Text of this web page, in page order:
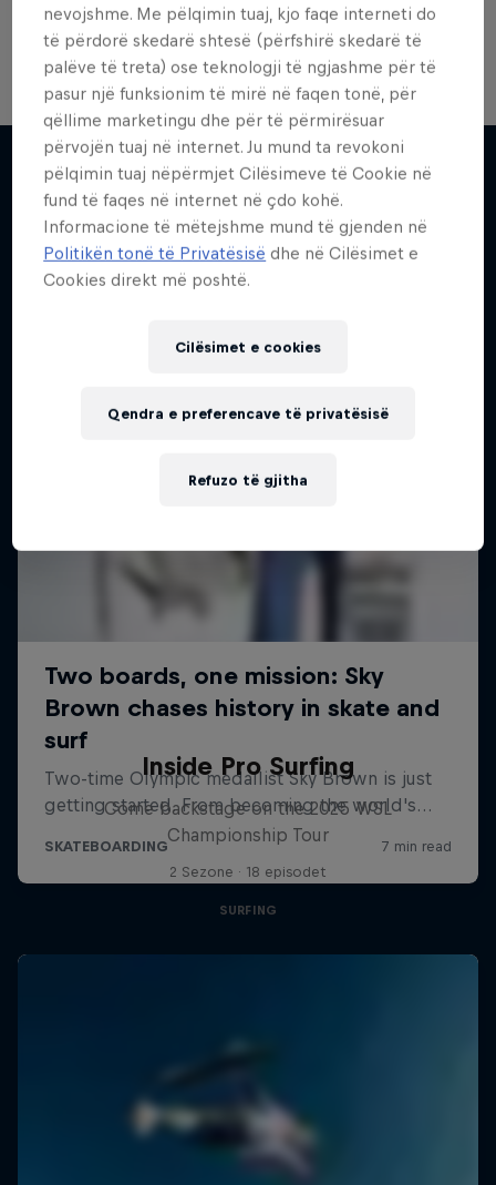
roaring collection of surf films, shows and …
Më shumë si kjo
WSL Replay
The latest action from the WSL Championship
1 Sezoni · 6 episodet
SURFING
Inside Pro Surfing
Come backstage on the 2025 WSL
Championship Tour
2 Sezone · 18 episodet
SURFING
nevojshme. Me pëlqimin tuaj, kjo faqe interneti do
të përdorë skedarë shtesë (përfshirë skedarë të
palëve të treta) ose teknologji të ngjashme për të
pasur një funksionim të mirë në faqen tonë, për
qëllime marketingu dhe për të përmirësuar
përvojën tuaj në internet. Ju mund ta revokoni
pëlqimin tuaj nëpërmjet Cilësimeve të Cookie në
fund të faqes në internet në çdo kohë.
Informacione të mëtejshme mund të gjenden në
Politikën tonë të Privatësisë dhe në Cilësimet e
Cookies direkt më poshtë.
Cilësimet e cookies
Refuzo të gjitha
Qendra e preferencave të privatësisë